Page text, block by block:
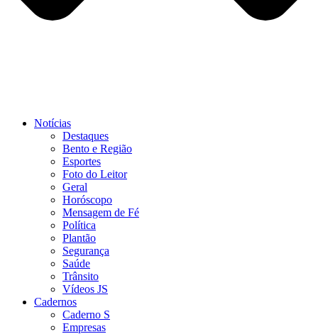
Notícias
Destaques
Bento e Região
Esportes
Foto do Leitor
Geral
Horóscopo
Mensagem de Fé
Política
Plantão
Segurança
Saúde
Trânsito
Vídeos JS
Cadernos
Caderno S
Empresas